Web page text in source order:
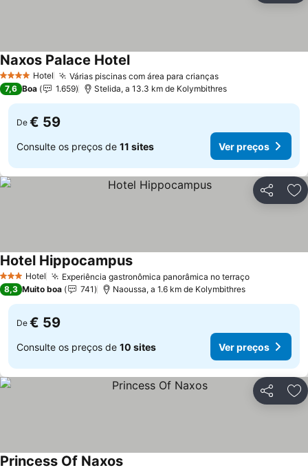
4 EstrelasHotel Várias piscinas com área para crianças
Naxos Palace Hotel
7,6 Boa 1.659 Stelida, a 13.3 km de Kolymbithres
De € 59
Consulte os preços de 11 sites Ver preços
Partilhar
3 EstrelasHotel Experiência gastronômica panorâmica no terraço
Hotel Hippocampus
8,3 Muito boa 741 Naoussa, a 1.6 km de Kolymbithres
De € 59
Consulte os preços de 10 sites Ver preços
Partilhar
Princess Of Naxos